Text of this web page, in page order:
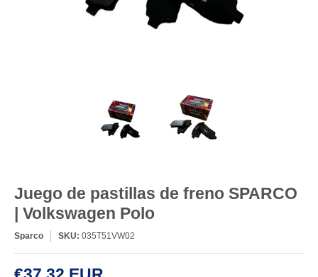
Juego de pastillas de freno SPARCO
| Volkswagen Polo
Sparco SKU: 035T51VW02